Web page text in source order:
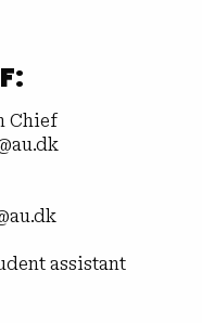
Chief
assistant